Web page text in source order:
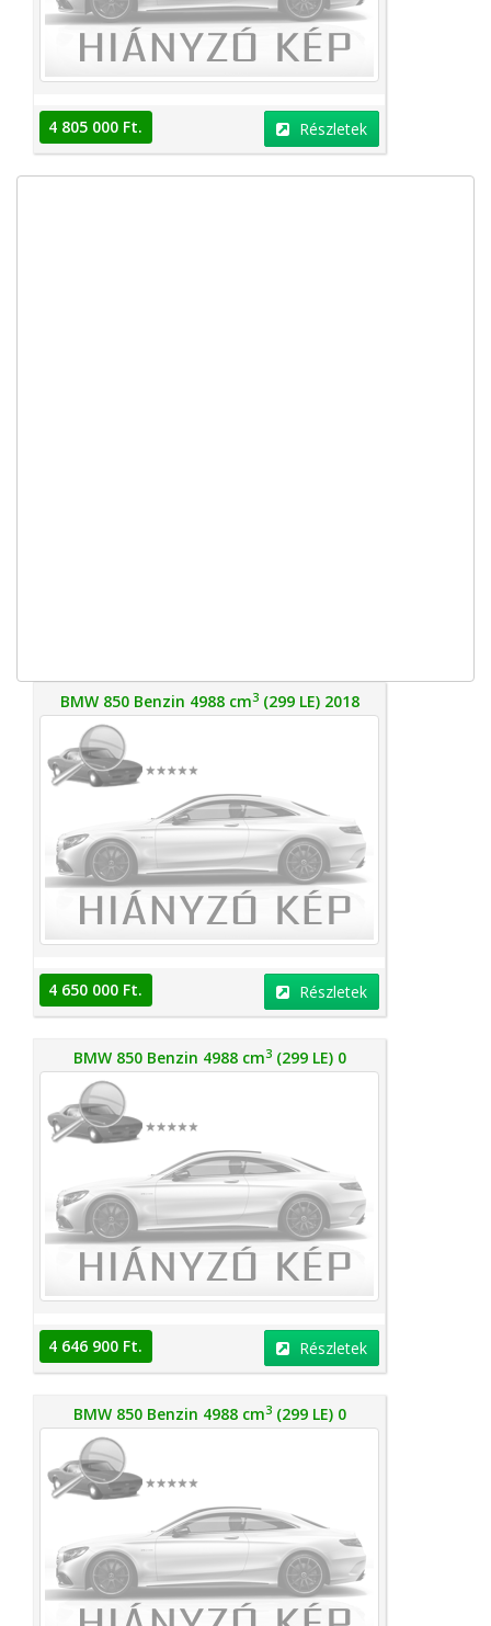
4 805 000 Ft. Részletek
BMW 850 Benzin 4988 cm3(299 LE) 2018
4 650 000 Ft. Részletek
BMW 850 Benzin 4988 cm3(299 LE) 0
4 646 900 Ft. Részletek
BMW 850 Benzin 4988 cm3(299 LE) 0